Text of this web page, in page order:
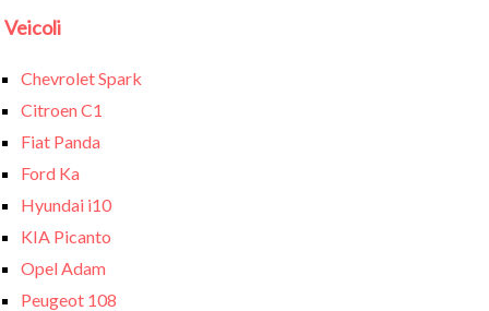
Veicoli
Chevrolet Spark
Citroen C1
Fiat Panda
Ford Ka
Hyundai i10
KIA Picanto
Opel Adam
Peugeot 108